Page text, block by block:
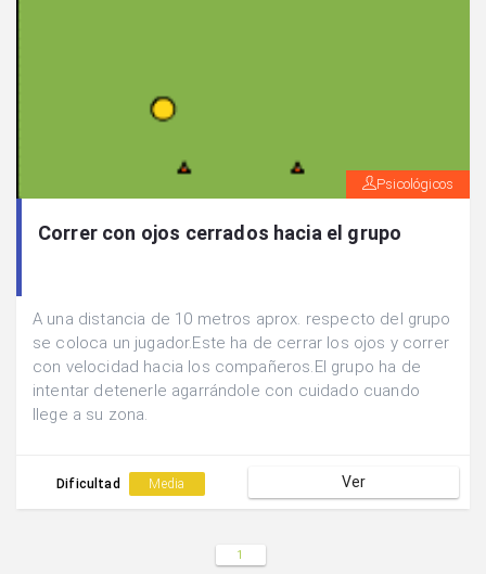
Psicológicos
Correr con ojos cerrados hacia el grupo
A una distancia de 10 metros aprox. respecto del grupo
se coloca un jugador.Este ha de cerrar los ojos y correr
con velocidad hacia los compañeros.El grupo ha de
intentar detenerle agarrándole con cuidado cuando
llege a su zona.
Dificultad Media Ver
1